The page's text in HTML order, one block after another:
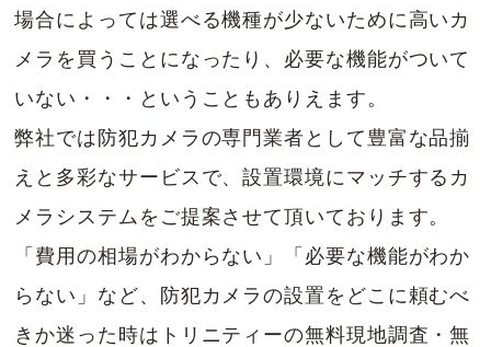
場合によっては選べる機種が少ないために高いカ
メラを買うことになったり、必要な機能がついて
いない・・・ということもありえます。
弊社では防犯カメラの専門業者として豊富な品揃
えと多彩なサービスで、設置環境にマッチするカ
メラシステムをご提案させて頂いております。
「費用の相場がわからない」「必要な機能がわか
らない」など、防犯カメラの設置をどこに頼むべ
きか迷った時はトリニティーの無料現地調査・無